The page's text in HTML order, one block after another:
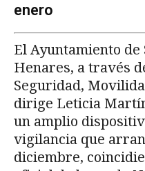
enero
El Ayuntamiento de
Henares, a través
Seguridad,
dirige Leticia
un amplio
vigilancia que
diciembre,